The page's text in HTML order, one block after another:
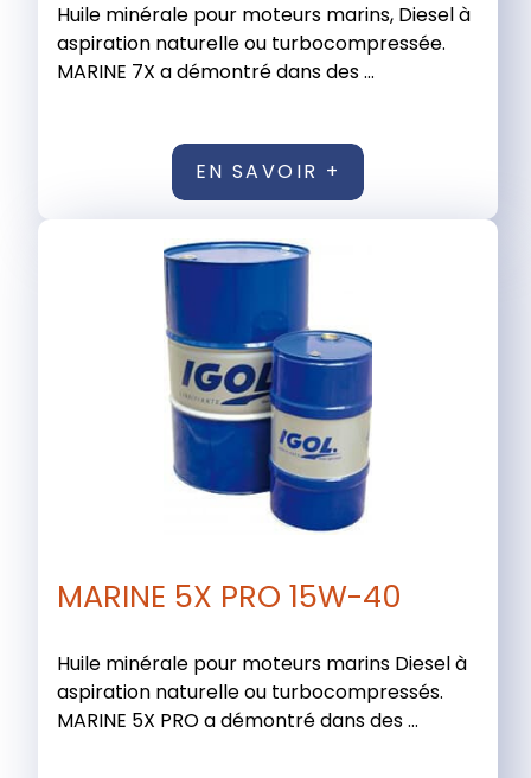
Huile minérale pour moteurs marins, Diesel à
aspiration naturelle ou turbocompressée.
MARINE 7X a démontré dans des ...
EN SAVOIR +
MARINE 5X PRO 15W-40
Huile minérale pour moteurs marins Diesel à
aspiration naturelle ou turbocompressés.
MARINE 5X PRO a démontré dans des ...